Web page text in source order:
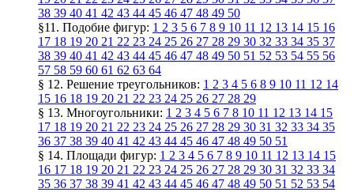
38 39 40 41 42 43 44 45 46 47 48 49 50
§11. Подобие фигур: 1 2 3 5 6 7 8 9 10 11 12 13 14 15 16
17 18 19 20 21 22 23 24 25 26 27 28 29 30 32 33 34 35 37
38 39 40 41 42 43 44 45 46 47 48 49 50 51 52 53 54 55 56
57 58 59 60 61 62 63 64
§ 12. Решение треугольников: 1 2 3 4 5 6 8 9 10 11 12 14
15 16 18 19 20 21 22 23 24 25 26 27 28 29
§ 13. Многоугольники: 1 2 3 4 5 6 7 8 10 11 12 13 14 15
17 18 19 20 21 22 23 24 25 26 27 28 29 30 31 32 33 34 35
36 37 38 39 40 41 42 43 44 45 46 47 48 49 50 51
§ 14. Площади фигур: 1 2 3 4 5 6 7 8 9 10 11 12 13 14 15
16 17 18 19 20 21 22 23 24 25 26 27 28 29 30 31 32 33 34
35 36 37 38 39 41 42 43 44 45 46 47 48 49 50 51 52 53 54